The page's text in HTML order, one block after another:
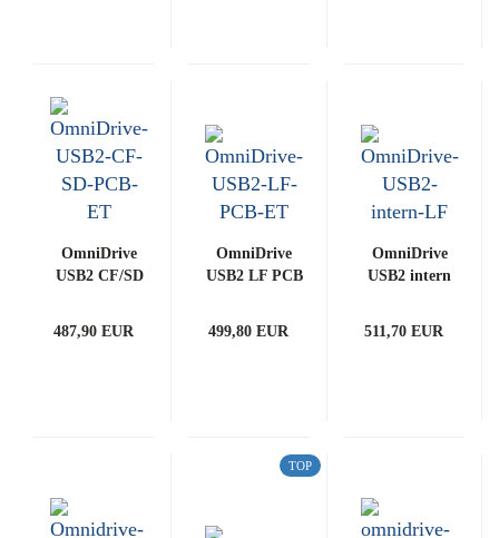
OmniDrive
USB2 CF/SD
487,90 EUR
OmniDrive
USB2 LF PCB
499,80 EUR
OmniDrive
USB2 intern
511,70 EUR
TOP